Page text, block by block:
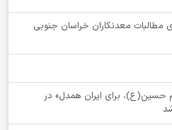
معدنکاران خراسان جنوبی
حسین(ع)، برای ایران همدل» در